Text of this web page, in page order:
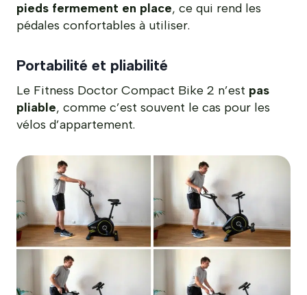
pieds fermement en place, ce qui rend les
pédales confortables à utiliser.
Portabilité et pliabilité
Le Fitness Doctor Compact Bike 2 n’est pas
pliable, comme c’est souvent le cas pour les
vélos d’appartement.